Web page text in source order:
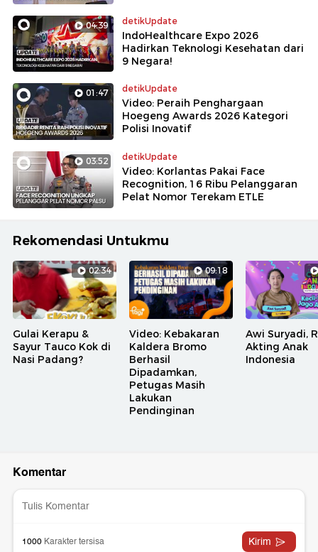
04:39 detikUpdate
IndoHealthcare Expo 2026
Hadirkan Teknologi Kesehatan dari
9 Negara!
01:47 detikUpdate
Video: Peraih Penghargaan
Hoegeng Awards 2026 Kategori
Polisi Inovatif
03:52 detikUpdate
Video: Korlantas Pakai Face
Recognition, 16 Ribu Pelanggaran
Pelat Nomor Terekam ETLE
Rekomendasi Untukmu
02:34
Gulai Kerapu &
Sayur Tauco Kok di
Nasi Padang?
09:18
Video: Kebakaran
Kaldera Bromo
Berhasil
Dipadamkan,
Petugas Masih
Lakukan
Pendinginan
Awi Suryadi,
Akting Anak
Indonesia